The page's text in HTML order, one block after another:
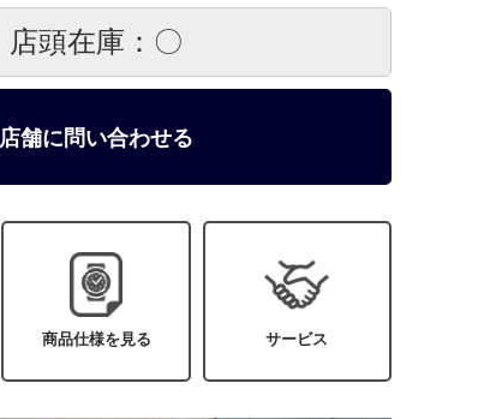
店頭在庫：〇
店舗に問い合わせる
商品仕様を見る サービス